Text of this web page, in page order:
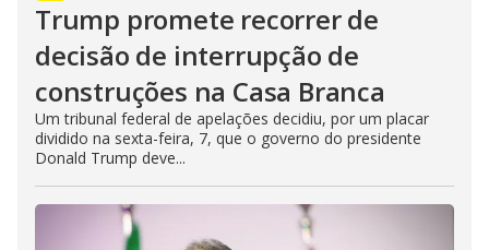
Trump promete recorrer de
decisão de interrupção de
construções na Casa Branca
Um tribunal federal de apelações decidiu, por um placar
dividido na sexta-feira, 7, que o governo do presidente
Donald Trump deve...